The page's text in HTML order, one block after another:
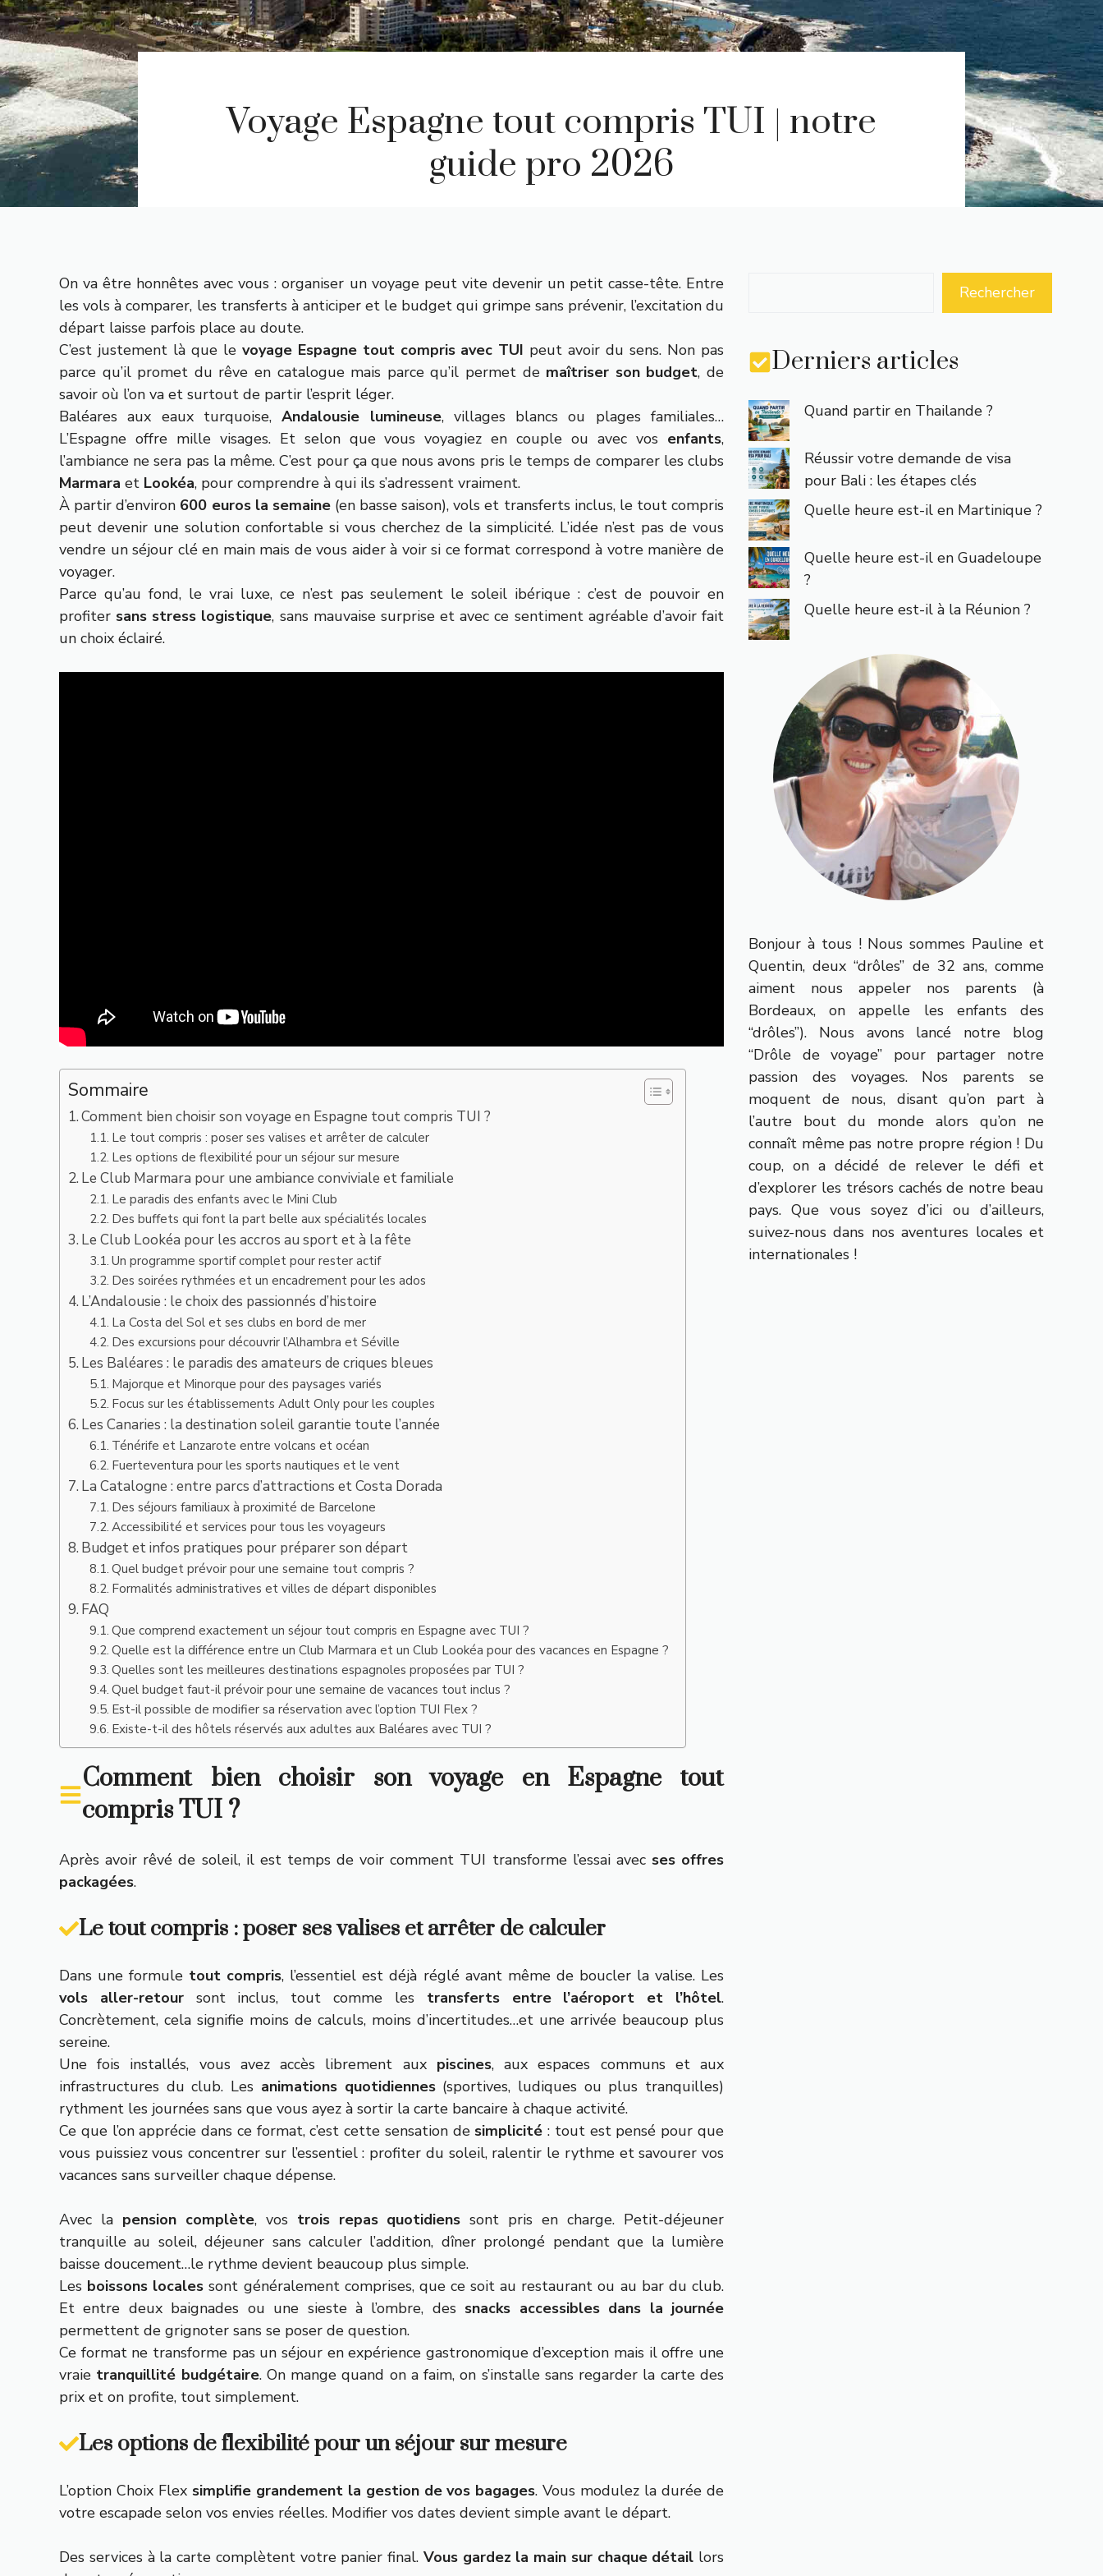
Voyage Espagne tout compris TUI | notre
guide pro 2026
On va être honnêtes avec vous : organiser un voyage peut vite devenir un petit casse-tête. Entre
les vols à comparer, les transferts à anticiper et le budget qui grimpe sans prévenir, l’excitation du
départ laisse parfois place au doute.
C’est justement là que le voyage Espagne tout compris avec TUI peut avoir du sens. Non pas
parce qu’il promet du rêve en catalogue mais parce qu’il permet de maîtriser son budget, de
savoir où l’on va et surtout de partir l’esprit léger.
Baléares aux eaux turquoise,Andalousie lumineuse, villages blancs ou plages familiales…
L’Espagne offre mille visages. Et selon que vous voyagiez en couple ou avec vos enfants,
l’ambiance ne sera pas la même. C’est pour ça que nous avons pris le temps de comparer les clubs
Marmara et Lookéa, pour comprendre à qui ils s’adressent vraiment.
À partir d’environ 600 euros la semaine(en basse saison), vols et transferts inclus, le tout compris
peut devenir une solution confortable si vous cherchez de la simplicité. L’idée n’est pas de vous
vendre un séjour clé en main mais de vous aider à voir si ce format correspond à votre manière de
voyager.
Parce qu’au fond, le vrai luxe, ce n’est pas seulement le soleil ibérique : c’est de pouvoir en
profiter sans stress logistique, sans mauvaise surprise et avec ce sentiment agréable d’avoir fait
un choix éclairé.
Sommaire
Comment bien choisir son voyage en Espagne tout compris TUI ?
Le tout compris : poser ses valises et arrêter de calculer
Les options de flexibilité pour un séjour sur mesure
Le Club Marmara pour une ambiance conviviale et familiale
Le paradis des enfants avec le Mini Club
Des buffets qui font la part belle aux spécialités locales
Le Club Lookéa pour les accros au sport et à la fête
Un programme sportif complet pour rester actif
Des soirées rythmées et un encadrement pour les ados
L’Andalousie : le choix des passionnés d’histoire
La Costa del Sol et ses clubs en bord de mer
Des excursions pour découvrir l’Alhambra et Séville
Les Baléares : le paradis des amateurs de criques bleues
Majorque et Minorque pour des paysages variés
Focus sur les établissements Adult Only pour les couples
Les Canaries : la destination soleil garantie toute l’année
Ténérife et Lanzarote entre volcans et océan
Fuerteventura pour les sports nautiques et le vent
La Catalogne : entre parcs d’attractions et Costa Dorada
Des séjours familiaux à proximité de Barcelone
Accessibilité et services pour tous les voyageurs
Budget et infos pratiques pour préparer son départ
Quel budget prévoir pour une semaine tout compris ?
Formalités administratives et villes de départ disponibles
FAQ
Que comprend exactement un séjour tout compris en Espagne avec TUI ?
Quelle est la différence entre un Club Marmara et un Club Lookéa pour des vacances en Espagne ?
Quelles sont les meilleures destinations espagnoles proposées par TUI ?
Quel budget faut-il prévoir pour une semaine de vacances tout inclus ?
Est-il possible de modifier sa réservation avec l’option TUI Flex ?
Existe-t-il des hôtels réservés aux adultes aux Baléares avec TUI ?
Comment bien choisir son voyage en Espagne tout
compris TUI ?
Après avoir rêvé de soleil, il est temps de voir comment TUI transforme l’essai avec ses offres
packagées.
Le tout compris : poser ses valises et arrêter de calculer
Dans une formule tout compris, l’essentiel est déjà réglé avant même de boucler la valise. Les
vols aller-retoursont inclus, tout comme les transferts entre l’aéroport et l’hôtel.
Concrètement, cela signifie moins de calculs, moins d’incertitudes…et une arrivée beaucoup plus
sereine.
Une fois installés, vous avez accès librement aux piscines, aux espaces communs et aux
infrastructures du club. Les animations quotidiennes(sportives, ludiques ou plus tranquilles)
rythment les journées sans que vous ayez à sortir la carte bancaire à chaque activité.
Ce que l’on apprécie dans ce format, c’est cette sensation de simplicité : tout est pensé pour que
vous puissiez vous concentrer sur l’essentiel : profiter du soleil, ralentir le rythme et savourer vos
vacances sans surveiller chaque dépense.
Avec la pension complète, vos trois repas quotidiens sont pris en charge. Petit-déjeuner
tranquille au soleil, déjeuner sans calculer l’addition, dîner prolongé pendant que la lumière
baisse doucement…le rythme devient beaucoup plus simple.
Les boissons locales sont généralement comprises, que ce soit au restaurant ou au bar du club.
Et entre deux baignades ou une sieste à l’ombre, des snacks accessibles dans la journée
permettent de grignoter sans se poser de question.
Ce format ne transforme pas un séjour en expérience gastronomique d’exception mais il offre une
vraie tranquillité budgétaire. On mange quand on a faim, on s’installe sans regarder la carte des
prix et on profite, tout simplement.
Les options de flexibilité pour un séjour sur mesure
L’option Choix Flex simplifie grandement la gestion de vos bagages. Vous modulez la durée de
votre escapade selon vos envies réelles. Modifier vos dates devient simple avant le départ.
Des services à la carte complètent votre panier final. Vous gardez la main sur chaque détail lors
Rechercher
Derniers articles
Quand partir en Thailande ?
Réussir votre demande de visa
pour Bali : les étapes clés
Quelle heure est-il en Martinique ?
Quelle heure est-il en Guadeloupe
?
Quelle heure est-il à la Réunion ?
Bonjour à tous ! Nous sommes Pauline et
Quentin, deux “drôles” de 32 ans, comme
aiment nous appeler nos parents (à
Bordeaux, on appelle les enfants des
“drôles”). Nous avons lancé notre blog
“Drôle de voyage” pour partager notre
passion des voyages. Nos parents se
moquent de nous, disant qu’on part à
l’autre bout du monde alors qu’on ne
connaît même pas notre propre région ! Du
coup, on a décidé de relever le défi et
d’explorer les trésors cachés de notre beau
pays. Que vous soyez d’ici ou d’ailleurs,
suivez-nous dans nos aventures locales et
internationales !